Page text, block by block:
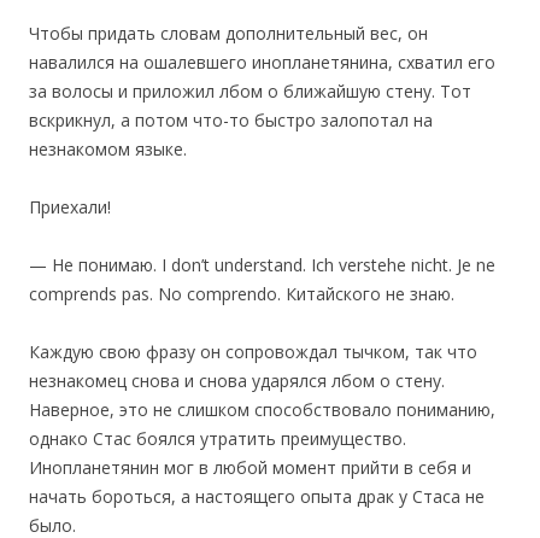
Чтобы придать словам дополнительный вес, он
навалился на ошалевшего инопланетянина, схватил его
за волосы и приложил лбом о ближайшую стену. Тот
вскрикнул, а потом что-то быстро залопотал на
незнакомом языке.
Приехали!
— Не понимаю. I don’t understand. Ich verstehe nicht. Je ne
comprends pas. No comprendo. Китайского не знаю.
Каждую свою фразу он сопровождал тычком, так что
незнакомец снова и снова ударялся лбом о стену.
Наверное, это не слишком способствовало пониманию,
однако Стас боялся утратить преимущество.
Инопланетянин мог в любой момент прийти в себя и
начать бороться, а настоящего опыта драк у Стаса не
было.